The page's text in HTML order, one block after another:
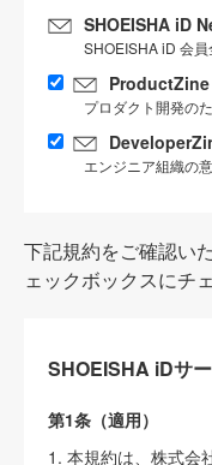
SHOEISHA iD
SHOEISHA iD 会
プロダクト開発の
エンジニア組織の
下記規約をご確認い
ェックボックスにチ
SHOEISHA iDサ
第1条（適用）
1. 本規約は、株式会